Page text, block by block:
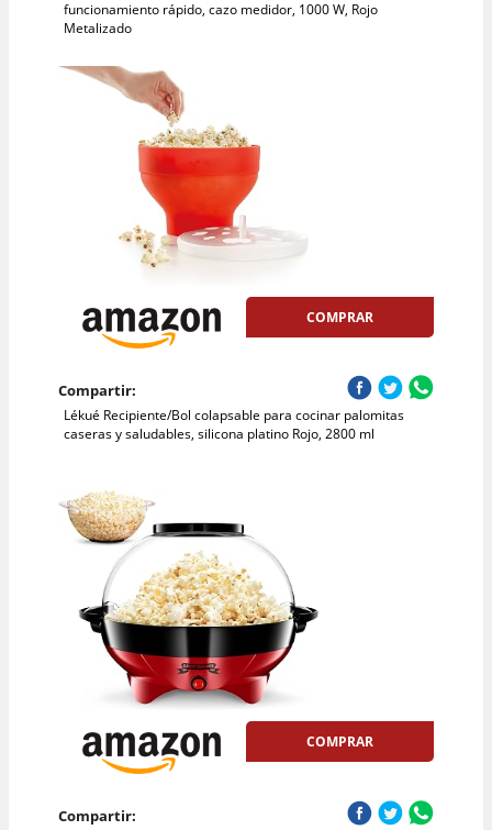
funcionamiento rápido, cazo medidor, 1000 W, Rojo
Metalizado
COMPRAR
Compartir:
Lékué Recipiente/Bol colapsable para cocinar palomitas
caseras y saludables, silicona platino Rojo, 2800 ml
COMPRAR
Compartir: